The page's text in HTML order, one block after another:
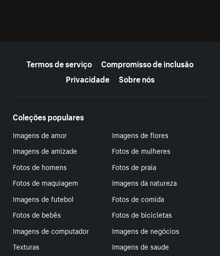
Termos de serviço
Compromisso de inclusão
Privacidade
Sobre nós
Coleções populares
Imagens de amor
Imagens de flores
Imagens de amizade
Fotos de mulheres
Fotos de homens
Fotos de praia
Fotos de maquiagem
Imagens da natureza
Imagens de futebol
Fotos de comida
Fotos de bebês
Fotos de bicicletas
Imagens de computador
Imagens de negócios
Texturas
Imagens de saude